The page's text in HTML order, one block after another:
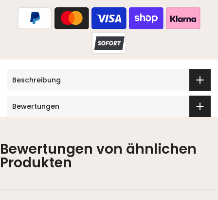
Beschreibung
Bewertungen
Bewertungen von ähnlichen
Produkten